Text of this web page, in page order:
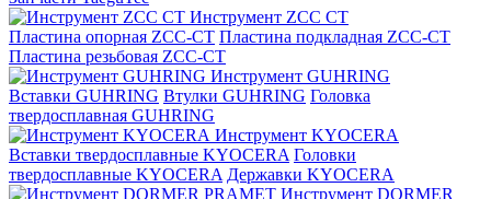
Инструмент ZCС CT
Пластина опорная ZCC-CT Пластина подкладная ZCC-CT
Пластина резьбовая ZCC-CT
Инструмент GUHRING
Вставки GUHRING Втулки GUHRING Головка
твердосплавная GUHRING
Инструмент KYOCERA
Вставки твердосплавные KYOCERA Головки
твердосплавные KYOCERA Державки KYOCERA
Инструмент DORMER